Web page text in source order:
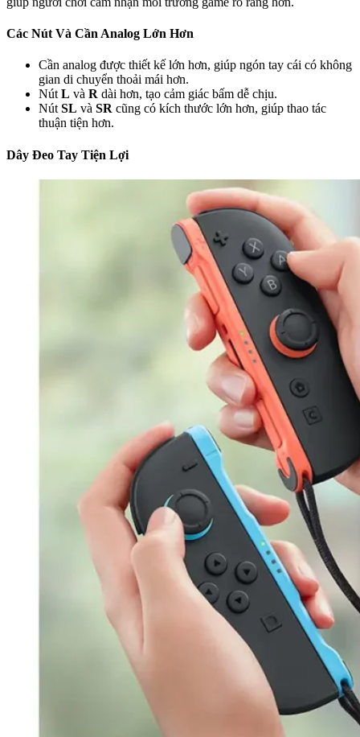
Các Nút Và Cần Analog Lớn Hơn
Cần analog được thiết kế lớn hơn, giúp ngón tay cái có không
gian di chuyển thoải mái hơn.
Nút L và R dài hơn, tạo cảm giác bấm dễ chịu.
Nút SL và SR cũng có kích thước lớn hơn, giúp thao tác
thuận tiện hơn.
Dây Đeo Tay Tiện Lợi